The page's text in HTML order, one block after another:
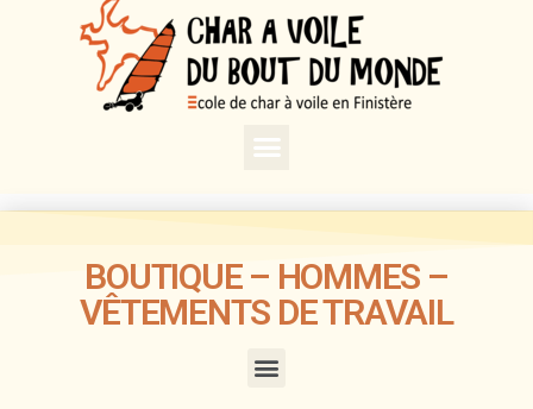
BOUTIQUE – HOMMES –
VÊTEMENTS DE TRAVAIL